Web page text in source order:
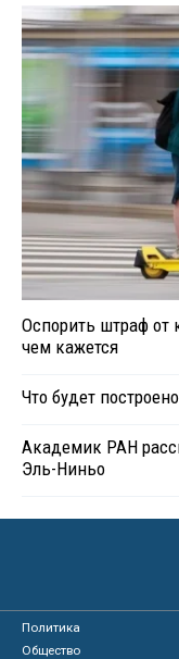
Оспорить штраф
чем кажется
Что будет
Академик РАН
Эль-Ниньо
Политика
Общество